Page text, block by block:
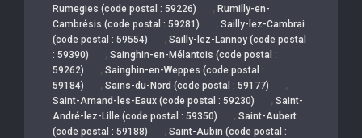
Rumegies (code postal : 59226) , Rumilly-en-
Cambrésis (code postal : 59281)
, Sailly-lez-Cambrai
(code postal : 59554)
, Sailly-lez-Lannoy (code postal
: 59390)
, Sainghin-en-Mélantois (code postal :
59262)
, Sainghin-en-Weppes (code postal :
59184)
, Sains-du-Nord (code postal : 59177) ,
Saint-Amand-les-Eaux (code postal : 59230) , Saint-
André-lez-Lille (code postal : 59350)
, Saint-Aubert
(code postal : 59188)
, Saint-Aubin (code postal :